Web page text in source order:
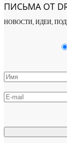
ПИСЬМА ОТ
НОВОСТИ, ИДЕИ,